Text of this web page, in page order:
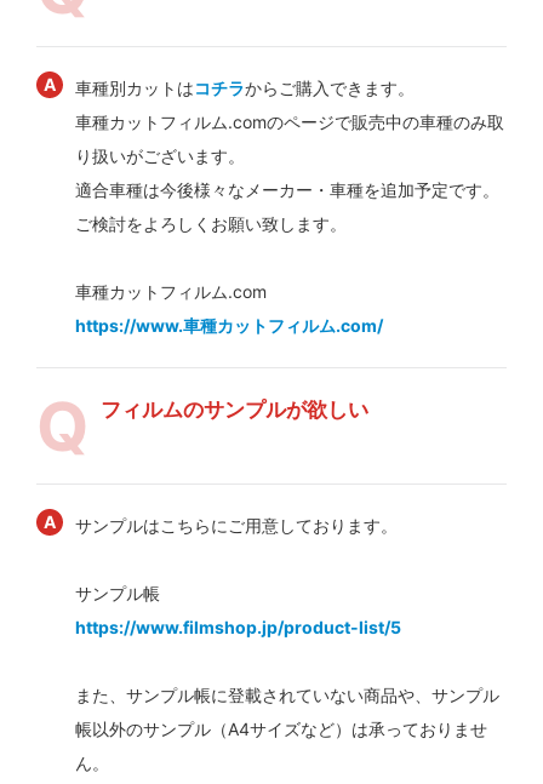
車種別カットはコチラからご購入できます。
車種カットフィルム.comのページで販売中の車種のみ取
り扱いがございます。
適合車種は今後様々なメーカー・車種を追加予定です。
ご検討をよろしくお願い致します。
車種カットフィルム.com
https://www.車種カットフィルム.com/
フィルムのサンプルが欲しい
サンプルはこちらにご用意しております。
サンプル帳
https://www.filmshop.jp/product-list/5
また、サンプル帳に登載されていない商品や、サンプル
帳以外のサンプル（A4サイズなど）は承っておりませ
ん。